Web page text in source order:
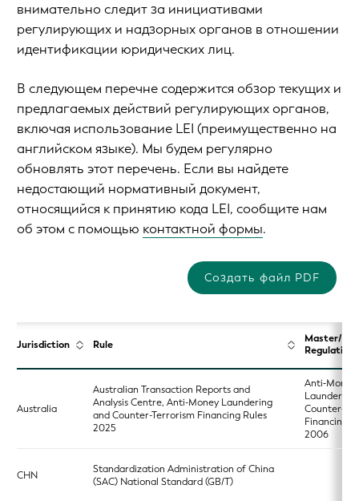
внимательно следит за инициативами
регулирующих и надзорных органов в отношении
идентификации юридических лиц.
В следующем перечне содержится обзор текущих и
предлагаемых действий регулирующих органов,
включая использование LEI (преимущественно на
английском языке). Мы будем регулярно
обновлять этот перечень. Если вы найдете
недостающий нормативный документ,
относящийся к принятию кода LEI, сообщите нам
об этом с помощью контактной формы.
Создать файл PDF
Jurisdiction Rule
Master/
Regulation
Australia
Australian Transaction Reports and
Analysis Centre, Anti-Money Laundering
and Counter-Terrorism Financing Rules
2025
Anti‑Money
Laundering
Financing
2006
CHN
Standardization Administration of China
(SAC) National Standard (GB/T)